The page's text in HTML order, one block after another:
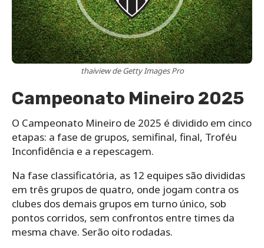
thaiview de Getty Images Pro
Campeonato Mineiro 2025
O Campeonato Mineiro de 2025 é dividido em cinco
etapas: a fase de grupos, semifinal, final, Troféu
Inconfidência e a repescagem.
Na fase classificatória, as 12 equipes são divididas
em três grupos de quatro, onde jogam contra os
clubes dos demais grupos em turno único, sob
pontos corridos, sem confrontos entre times da
mesma chave. Serão oito rodadas.